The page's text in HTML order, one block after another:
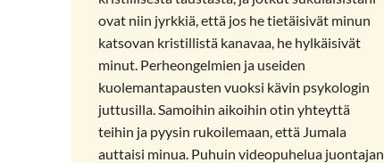
ovat niin jyrkkiä, että jos he tietäisivät minun
katsovan kristillistä kanavaa, he hylkäisivät
minut. Perheongelmien ja useiden
kuolemantapausten vuoksi kävin psykologin
juttusilla. Samoihin aikoihin otin yhteyttä
teihin ja pyysin rukoilemaan, että Jumala
auttaisi minua. Puhuin videopuhelua juontajan